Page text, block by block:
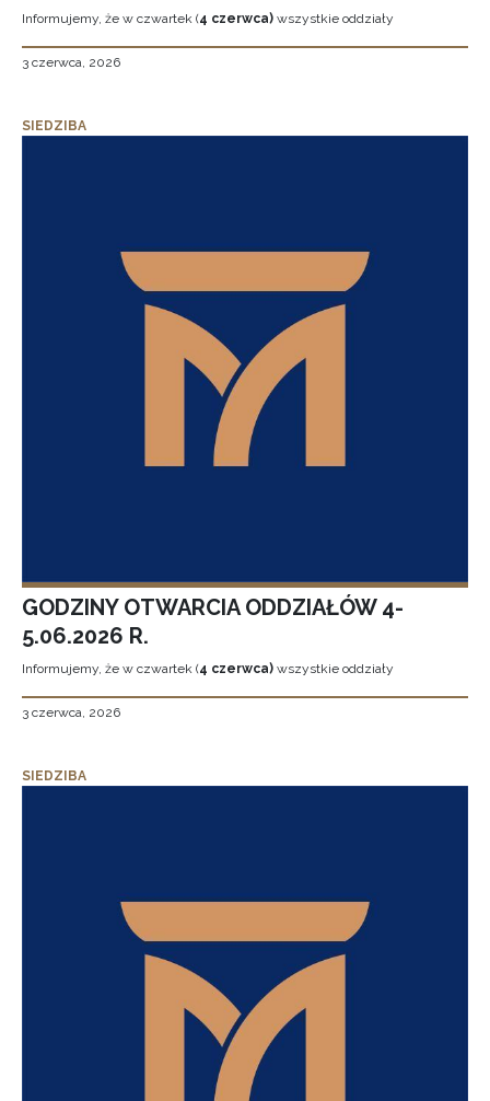
Informujemy, że w czwartek (4 czerwca) wszystkie oddziały
3 czerwca, 2026
SIEDZIBA
GODZINY OTWARCIA ODDZIAŁÓW 4-
5.06.2026 R.
Informujemy, że w czwartek (4 czerwca) wszystkie oddziały
3 czerwca, 2026
SIEDZIBA